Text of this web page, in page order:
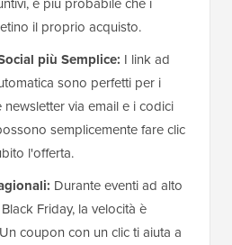
il proprio acquisto.
più Semplice: I link ad
sono perfetti per i
newsletter via email e i codici
semplicemente fare clic
l'offerta.
Durante eventi ad alto
Friday, la velocità è
coupon con un clic ti aiuta a